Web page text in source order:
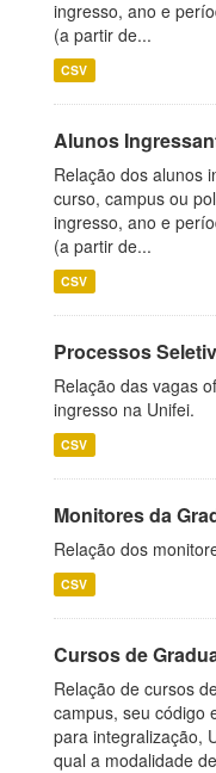
ingresso, ano e
(a partir de...
CSV
Alunos
Relação dos alunos
curso, campus ou
ingresso, ano e
(a partir de...
CSV
Processos
Relação das vagas
ingresso na Unifei.
CSV
Monitores da
Relação dos
CSV
Cursos de
Relação de cursos
campus, seu código
para integralização,
qual a modalidade